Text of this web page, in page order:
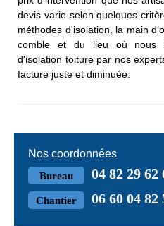
devis varie selon quelques
méthodes d'isolation, la main
comble et du lieu où nous
d'isolation toiture par nos
facture juste et diminuée.
Nos coordonnées
Bureau 04 82 29 62
Chantier 06 60 04 82